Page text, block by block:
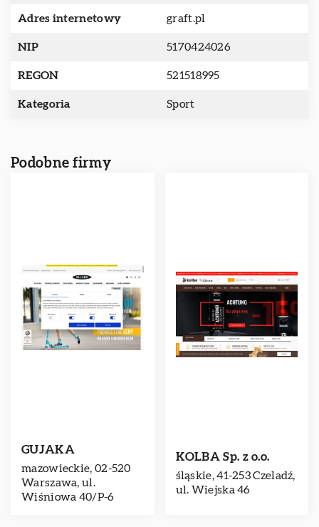
Adres internetowy graft.pl
NIP 5170424026
REGON 521518995
Kategoria Sport
Podobne firmy
GUJAKA
mazowieckie, 02-520
Warszawa, ul.
Wiśniowa 40/P-6
KOLBA Sp. z o.o.
śląskie, 41-253 Czeladź,
ul. Wiejska 46